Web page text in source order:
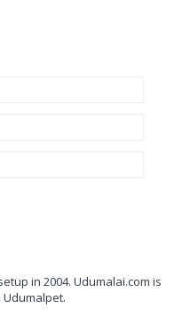
in 2004. Udumalai.com is